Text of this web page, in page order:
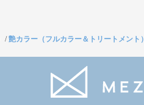
/艶カラー（フルカラー＆トリートメント）